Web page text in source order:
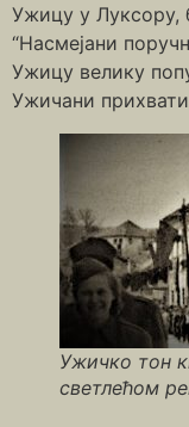
Ужицу у Луксору,
“Насмејани
Ужицу велику
Ужичани
Ужичко тон
светлећом